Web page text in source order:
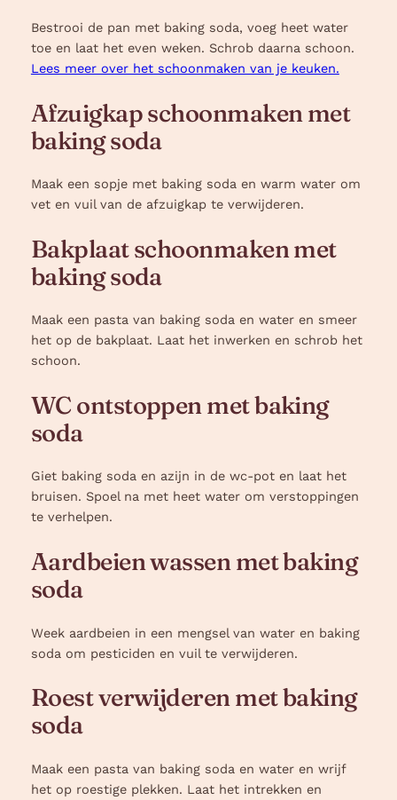
Bestrooi de pan met baking soda, voeg heet water
toe en laat het even weken. Schrob daarna schoon.
Lees meer over het schoonmaken van je keuken.
Afzuigkap schoonmaken met
baking soda
Maak een sopje met baking soda en warm water om
vet en vuil van de afzuigkap te verwijderen.
Bakplaat schoonmaken met
baking soda
Maak een pasta van baking soda en water en smeer
het op de bakplaat. Laat het inwerken en schrob het
schoon.
WC ontstoppen met baking
soda
Giet baking soda en azijn in de wc-pot en laat het
bruisen. Spoel na met heet water om verstoppingen
te verhelpen.
Aardbeien wassen met baking
soda
Week aardbeien in een mengsel van water en baking
soda om pesticiden en vuil te verwijderen.
Roest verwijderen met baking
soda
Maak een pasta van baking soda en water en wrijf
het op roestige plekken. Laat het intrekken en